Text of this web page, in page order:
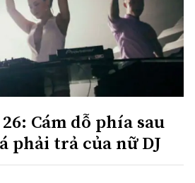
Cám dỗ phía sau
phải trả của nữ DJ